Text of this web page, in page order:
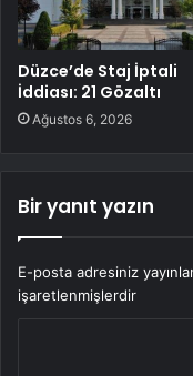
Düzce’de Staj İptali
İddiası: 21 Gözaltı
Ağustos 6, 2026
Bir yanıt yazın
E-posta adresiniz
işaretlenmişlerdir